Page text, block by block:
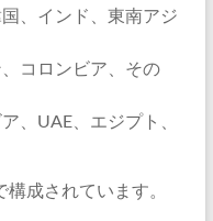
、インド、東南アジ
コロンビア、その
、UAE、エジプト、
成されています。